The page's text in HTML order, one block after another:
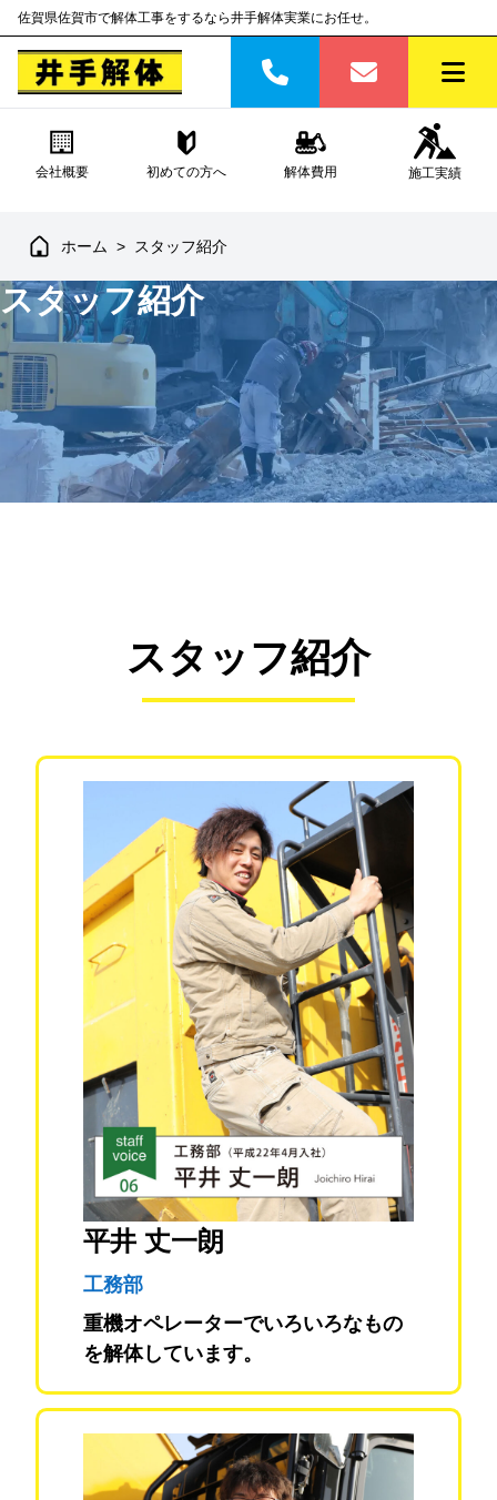
佐賀県佐賀市で解体工事をするなら井手解体実業にお任せ。
会社概要 初めての方へ 解体費用 施工実績
ホーム > スタッフ紹介
スタッフ紹介
スタッフ紹介
平井 丈一朗
工務部
重機オペレーターでいろいろなもの
を解体しています。